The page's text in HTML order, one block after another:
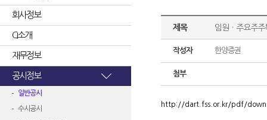
회사정보
CI소개
재무정보
공시정보
일반공시
수시공시
제목 임원ㆍ주요주
작성자 한양증권
첨부
http://dart.fss.or.kr/pdf/